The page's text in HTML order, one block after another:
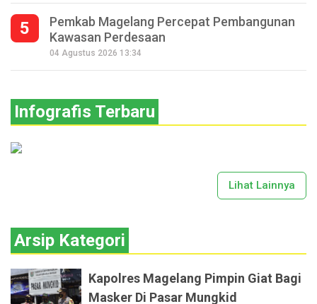
5
Pemkab Magelang Percepat Pembangunan
Kawasan Perdesaan
04 Agustus 2026 13:34
Infografis Terbaru
Lihat Lainnya
Arsip Kategori
Kapolres Magelang Pimpin Giat Bagi
Masker Di Pasar Mungkid